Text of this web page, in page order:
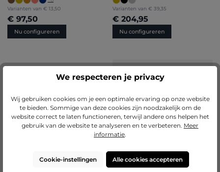
Varianten van € 13,50
€ 97,50
Nu configureren
Varianten van € 39,35
€ 204,95
Nu configureren
Houten fotolijst Antonia
We respecteren je privacy
Wij gebruiken cookies om je een optimale ervaring op onze website
te bieden. Sommige van deze cookies zijn noodzakelijk om de
website correct te laten functioneren, terwijl andere ons helpen het
gebruik van de website te analyseren en te verbeteren. Meer
informatie.
Cookie-instellingen Alle cookies accepteren